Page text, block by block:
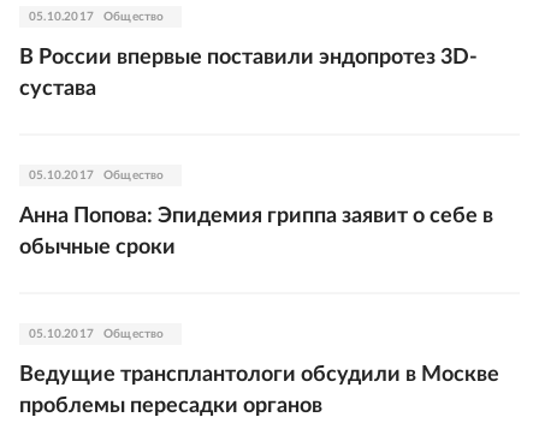
05.10.2017 Общество
В России впервые поставили эндопротез 3D-
сустава
05.10.2017 Общество
Анна Попова: Эпидемия гриппа заявит о себе в
обычные сроки
05.10.2017 Общество
Ведущие трансплантологи обсудили в Москве
проблемы пересадки органов